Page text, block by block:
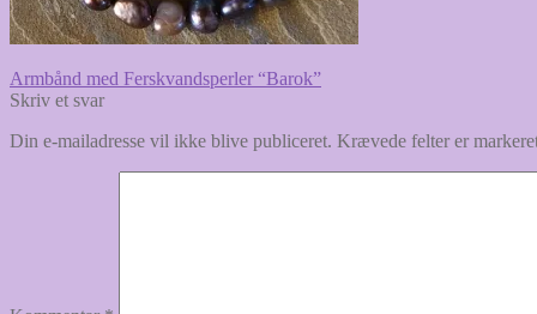
Indlægsnavigation
Forrige
indlæg:
Armbånd med Ferskvandsperler “Barok”
Skriv et svar
Din e-mailadresse vil ikke blive publiceret. Krævede felter er